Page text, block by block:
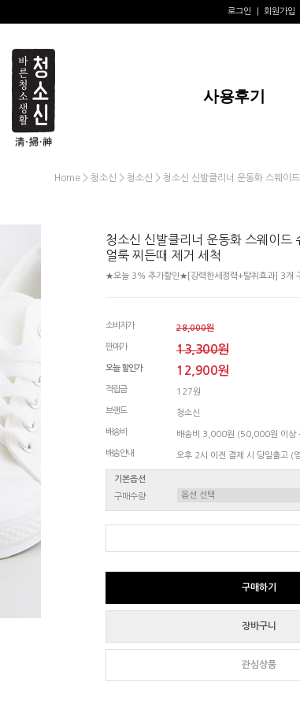
로그인 회원가입
사용후기
Home > 청소신 > 청소신 > 청소신 신발클리너 운동화 스웨이
청소신 신발클리너 운동화 스웨이드
얼룩 찌든때 제거 세척
★오늘 3% 추가할인★[강력한세정력+탈취효과] 3개
소비자가 28,000원
판매가 13,300원
오늘 할인가 12,900원
적립금 127원
브랜드 청소신
배송비 배송비 3,000원 (50,000원 이상
배송안내 오후 2시 이전 결제 시 당일출고 (
기본옵션
구매수량
구매하기
장바구니
관심상품